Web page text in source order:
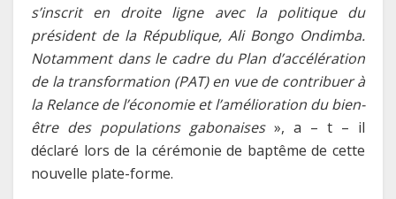
s’inscrit en droite ligne avec la politique du
président de la République, Ali Bongo Ondimba.
Notamment dans le cadre du Plan d’accélération
de la transformation (PAT) en vue de contribuer à
la Relance de l’économie et l’amélioration du bien-
être des populations gabonaises», a – t – il
déclaré lors de la cérémonie de baptême de cette
nouvelle plate-forme.